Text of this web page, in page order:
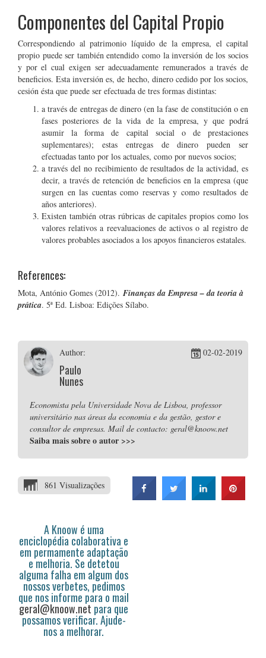
Componentes del Capital Propio
Correspondiendo al patrimonio líquido de la empresa, el capital
propio puede ser también entendido como la inversión de los socios
y por el cual exigen ser adecuadamente remunerados a través de
beneficios. Esta inversión es, de hecho, dinero cedido por los socios,
cesión ésta que puede ser efectuada de tres formas distintas:
a través de entregas de dinero (en la fase de constitución o en
fases posteriores de la vida de la empresa, y que podrá
asumir la forma de capital social o de prestaciones
suplementares); estas entregas de dinero pueden ser
efectuadas tanto por los actuales, como por nuevos socios;
a través del no recibimiento de resultados de la actividad, es
decir, a través de retención de beneficios en la empresa (que
surgen en las cuentas como reservas y como resultados de
años anteriores).
Existen también otras rúbricas de capitales propios como los
valores relativos a reevaluaciones de activos o al registro de
valores probables asociados a los apoyos financieros estatales.
References:
Mota, António Gomes (2012). Finanças da Empresa – da teoria à
prática. 5ª Ed. Lisboa: Edições Sílabo.
Author:
Paulo
Nunes
02-02-2019
Economista pela Universidade Nova de Lisboa, professor
universitário nas áreas da economia e da gestão, gestor e
consultor de empresas. Mail de contacto: geral@knoow.net
Saiba mais sobre o autor >>>
861 Visualizações
A Knoow é uma
enciclopédia colaborativa e
em permamente adaptação
e melhoria. Se detetou
alguma falha em algum dos
nossos verbetes, pedimos
que nos informe para o mail
geral@knoow.net para que
possamos verificar. Ajude-
nos a melhorar.